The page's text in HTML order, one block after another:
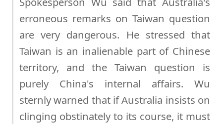
erroneous remarks on Taiwan question
are very dangerous. He stressed that
Taiwan is an inalienable part of Chinese
territory, and the Taiwan question is
purely China's internal affairs. Wu
sternly warned that if Australia insists on
clinging obstinately to its course, it must